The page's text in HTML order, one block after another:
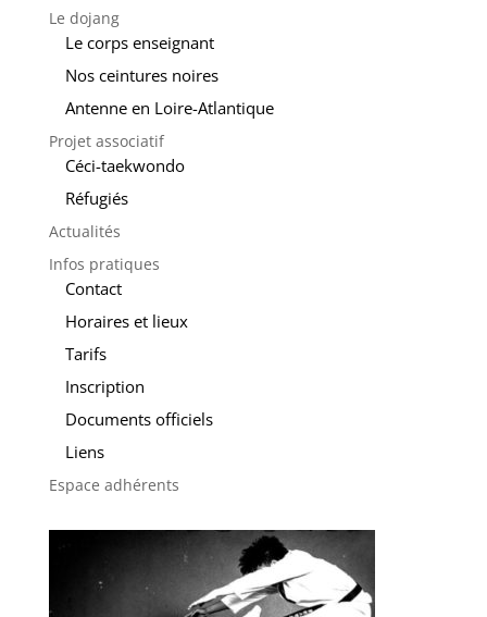
Le dojang
Le corps enseignant
Nos ceintures noires
Antenne en Loire-Atlantique
Projet associatif
Céci-taekwondo
Réfugiés
Actualités
Infos pratiques
Contact
Horaires et lieux
Tarifs
Inscription
Documents officiels
Liens
Espace adhérents